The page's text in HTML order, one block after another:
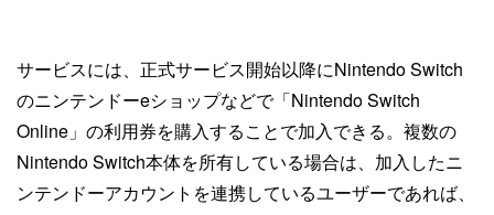
サービスには、正式サービス開始以降にNintendo Switch
のニンテンドーeショップなどで「Nintendo Switch
Online」の利用券を購入することで加入できる。複数の
Nintendo Switch本体を所有している場合は、加入したニ
ンテンドーアカウントを連携しているユーザーであれば、